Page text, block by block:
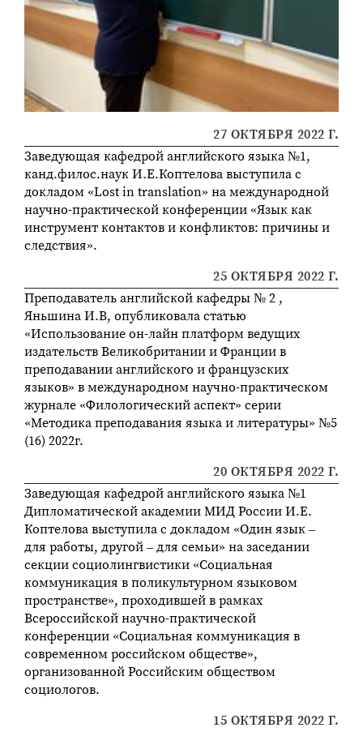
27 ОКТЯБРЯ 2022 Г.
Заведующая кафедрой английского языка №1,
канд.филос.наук И.Е.Коптелова выступила с
докладом «Lost in translation» на международной
научно-практической конференции «Язык как
инструмент контактов и конфликтов: причины и
следствия».
25 ОКТЯБРЯ 2022 Г.
Преподаватель английской кафедры № 2 ,
Яньшина И.В, опубликовала статью
«Использование он-лайн платформ ведущих
издательств Великобритании и Франции в
преподавании английского и французских
языков» в международном научно-практическом
журнале «Филологический аспект» серии
«Методика преподавания языка и литературы» №5
(16) 2022г.
20 ОКТЯБРЯ 2022 Г.
Заведующая кафедрой английского языка №1
Дипломатической академии МИД России И.Е.
Коптелова выступила с докладом «Один язык –
для работы, другой – для семьи» на заседании
секции социолингвистики «Социальная
коммуникация в поликультурном языковом
пространстве», проходившей в рамках
Всероссийской научно-практической
конференции «Социальная коммуникация в
современном российском обществе»,
организованной Российским обществом
социологов.
15 ОКТЯБРЯ 2022 Г.